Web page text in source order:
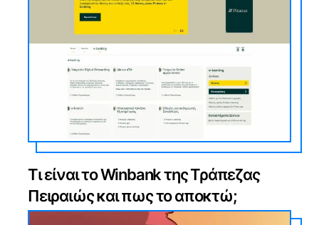
Τι είναι το Winbank της Τράπεζας
Πειραιώς και πως το αποκτώ;